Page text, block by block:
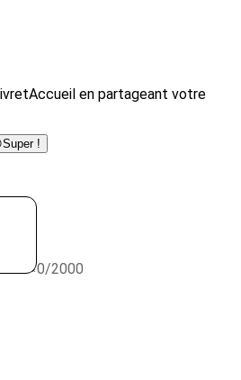
en partageant votre
Super !
0/2000